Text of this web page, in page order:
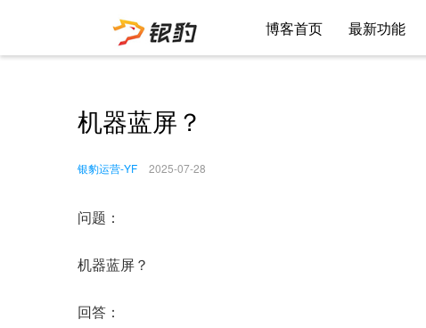
博客首页 最新功能
机器蓝屏？
银豹运营-YF 2025-07-28
问题：
机器蓝屏？
回答：